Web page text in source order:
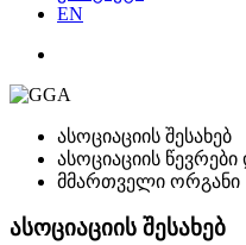
EN
ასოციაციის შესახებ
ასოციაციის
მმართველი ორგანი
ასოციაციის შესახებ